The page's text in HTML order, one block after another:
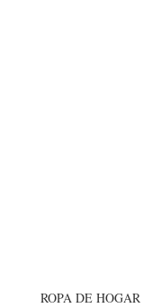
ROPA DE HOGAR